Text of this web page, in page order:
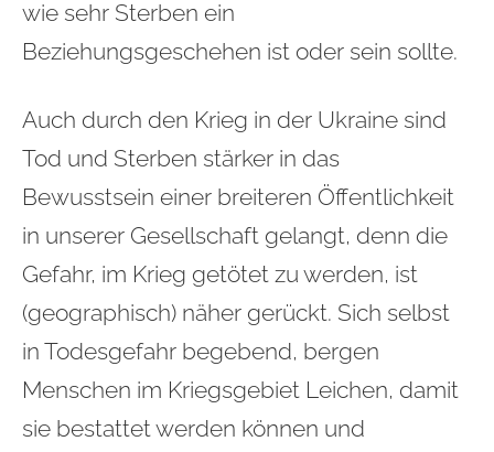
wie sehr Sterben ein
Beziehungsgeschehen ist oder sein sollte.
Auch durch den Krieg in der Ukraine sind
Tod und Sterben stärker in das
Bewusstsein einer breiteren Öffentlichkeit
in unserer Gesellschaft gelangt, denn die
Gefahr, im Krieg getötet zu werden, ist
(geographisch) näher gerückt. Sich selbst
in Todesgefahr begebend, bergen
Menschen im Kriegsgebiet Leichen, damit
sie bestattet werden können und